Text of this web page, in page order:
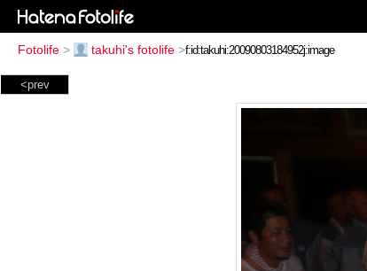
Fotolife > takuhi's fotolife >
<prev